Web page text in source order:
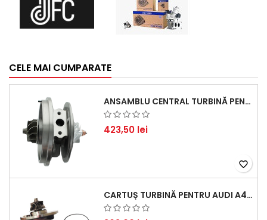
CELE MAI CUMPARATE
ANSAMBLU CENTRAL TURBINĂ PENTRU BMW SERIA 3, SERIA 5 ȘI X3 - PERFORMANȚĂ ȘI FIABILITATE
423,50 lei
favorite_border
CARTUȘ TURBINĂ PENTRU AUDI A4, A6, SKODA SUPERB ȘI VW PASSAT, MOTOR DIESEL 1.9 TDI